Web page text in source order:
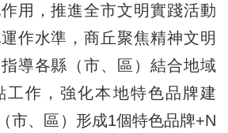
用，推進全市文明實踐活動
作水準，商丘聚焦精神文明
導各縣（市、區）結合地域
工作，強化本地特色品牌建
市、區）形成1個特色品牌+N